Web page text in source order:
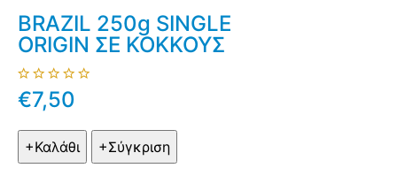
BRAZIL 250g SINGLE
ORIGIN ΣΕ ΚΟΚΚΟΥΣ
€7,50